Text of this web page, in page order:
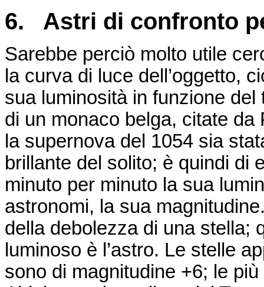
6. Astri di confronto
Sarebbe perciò molto utile
la curva di luce dell’oggetto,
sua luminosità in funzione
di un monaco belga, citate
la supernova del 1054 sia
brillante del solito; è quindi di
minuto per minuto la sua
astronomi, la sua
della debolezza di una stella;
luminoso è l’astro. Le stelle
sono di magnitudine +6; le